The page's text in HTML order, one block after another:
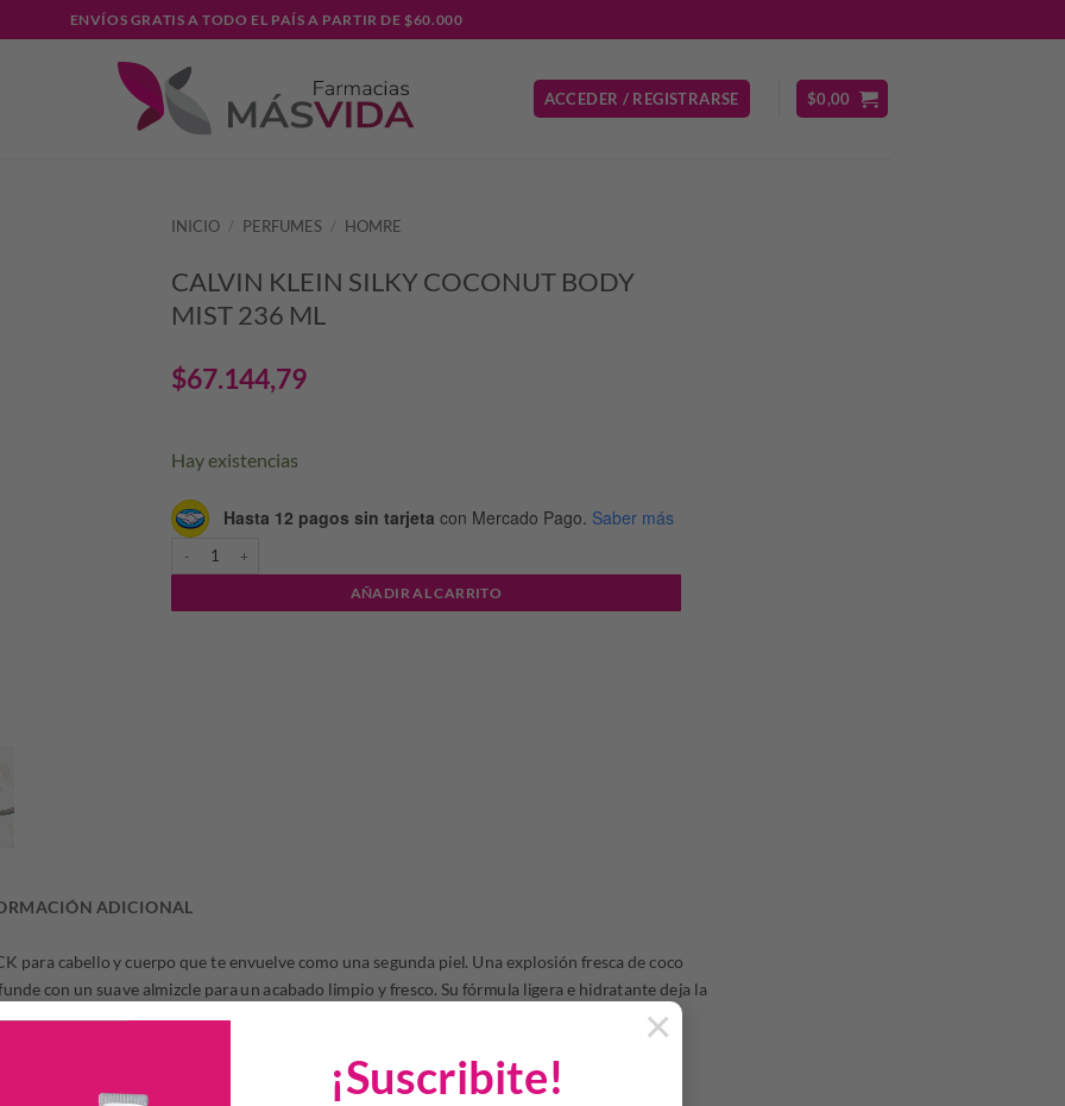
¡Suscribite!
×
ENVÍOS GRATIS A TODO EL PAÍS A PARTIR DE $60.000
ACCEDER / REGISTRARSE $0,00
INICIO / PERFUMES / HOMRE
CALVIN KLEIN SILKY COCONUT BODY
MIST 236 ML
$67.144,79
Hay existencias
Hasta 12 pagos sin tarjeta con Mercado Pago. Saber más
CALVIN KLEIN SILKY COCONUT BODY MIST 236 ML cantidad
AÑADIR AL CARRITO
ADICIONAL
para cabello y cuerpo que te envuelve como una segunda piel. Una explosión fresca de coco
con un suave almizcle para un acabado limpio y fresco. Su fórmula ligera e hidratante deja la
y fácil de llevar, es la capa perfecta para el día a día. Úsala sola o mézclala con otra
para crear tu propiafragancia personal.